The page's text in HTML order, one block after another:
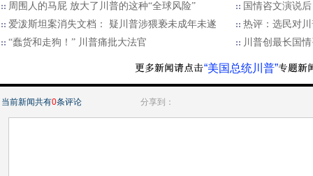
周围人的马屁 放大了川普的这种“全球风险”
国情咨文演说
爱泼斯坦案消失文档： 疑川普涉猥亵未成年未遂
热评：选民对
“蠢货和走狗！” 川普痛批大法官
川普创最长国
“美国总统川普”
当前新闻共有0条评论 分享到：